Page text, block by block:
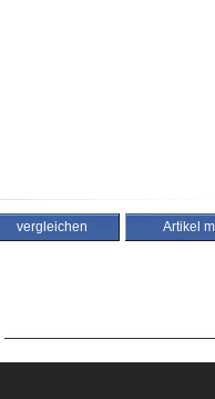
vergleichen Artikel